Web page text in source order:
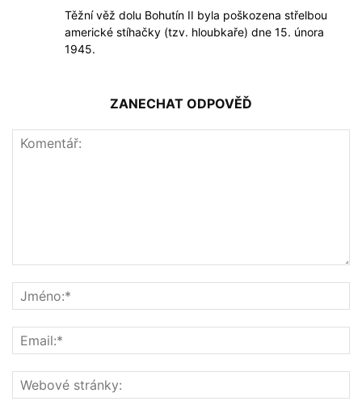
Těžní věž dolu Bohutín II byla poškozena střelbou
americké stíhačky (tzv. hloubkaře) dne 15. února
1945.
ZANECHAT ODPOVĚĎ